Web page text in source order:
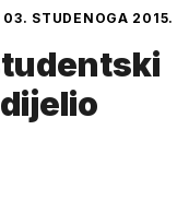
03. STUDENOGA 2015.